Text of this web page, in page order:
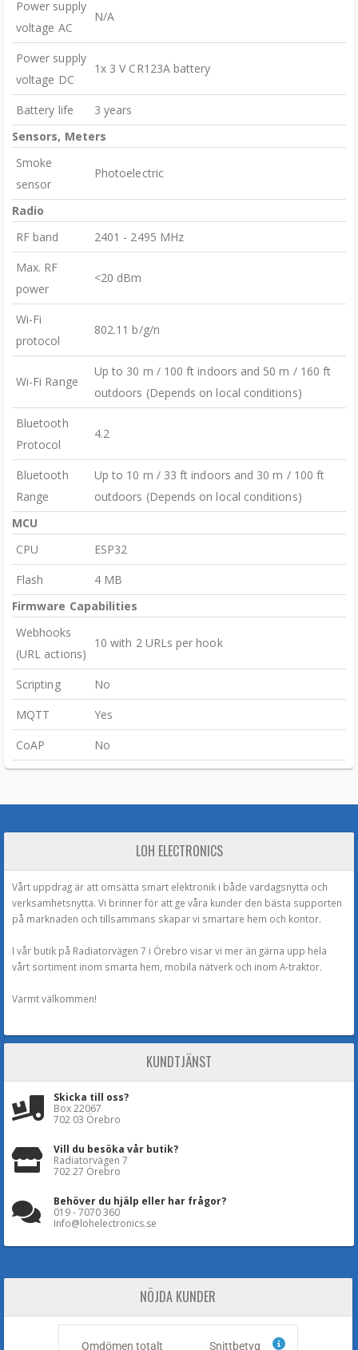
Power supply
voltage AC
N/A
Power supply
voltage DC
1x 3 V CR123A battery
Battery life
3 years
Sensors, Meters
Smoke
sensor
Photoelectric
Radio
RF band
2401 - 2495 MHz
Max. RF
power
<20 dBm
Wi-Fi
protocol
802.11 b/g/n
Wi-Fi Range
Up to 30 m / 100 ft indoors and 50 m / 160 ft
outdoors (Depends on local conditions)
Bluetooth
Protocol
4.2
Bluetooth
Range
Up to 10 m / 33 ft indoors and 30 m / 100 ft
outdoors (Depends on local conditions)
MCU
CPU
ESP32
Flash
4 MB
Firmware Capabilities
Webhooks
(URL actions)
10 with 2 URLs per hook
Scripting
No
MQTT
Yes
CoAP
No
LOH ELECTRONICS
Vårt uppdrag är att omsätta smart elektronik i både vardagsnytta och
verksamhetsnytta. Vi brinner för att ge våra kunder den bästa supporten
på marknaden och tillsammans skapar vi smartare hem och kontor.
I vår butik på Radiatorvägen 7 i Örebro visar vi mer än gärna upp hela
vårt sortiment inom smarta hem, mobila nätverk och inom A-traktor.
Varmt välkommen!
KUNDTJÄNST
Skicka till oss?
Box 22067
702 03 Örebro
Vill du besöka vår butik?
Radiatorvägen 7
702 27 Örebro
Behöver du hjälp eller har frågor?
019 - 7070 360
Info@lohelectronics.se
NÖJDA KUNDER